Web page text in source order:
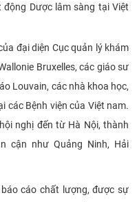
Dược lâm sàng tại Việt
đại diện Cục quản lý khám
Bruxelles, các giáo sư
Louvain, các nhà khoa học,
các Bệnh viện của Việt nam.
nghị đến từ Hà Nội, thành
cận như Quảng Ninh, Hải
cáo chất lượng, được sự